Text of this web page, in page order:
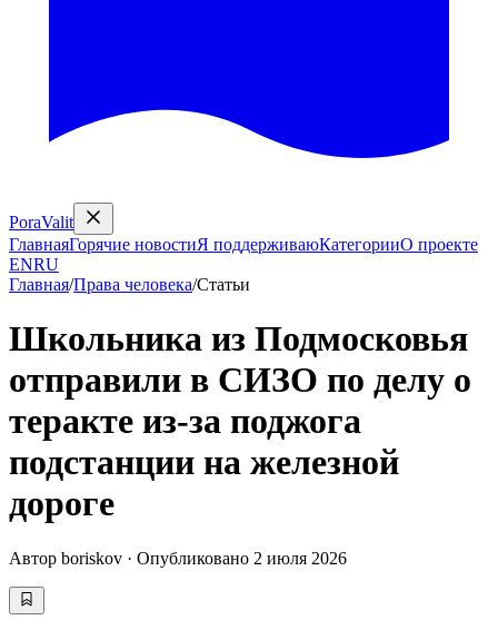
PoraValit
ГлавнаяГорячие новостиЯ поддерживаюКатегорииО проекте
ENRU
Главная/Права человека/Статьи
Школьника из Подмосковья
отправили в СИЗО по делу о
теракте из‑за поджога
подстанции на железной
дороге
Автор boriskov · Опубликовано 2 июля 2026